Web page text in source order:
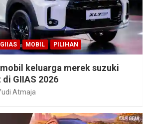
GIIAS MOBIL PILIHAN
keluarga merek suzuki
GIIAS 2026
Atmaja